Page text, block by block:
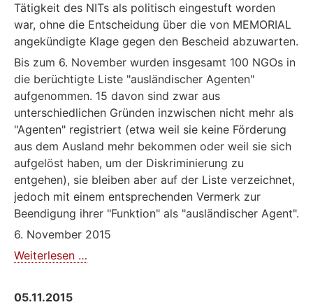
Tätigkeit des NITs als politisch eingestuft worden
war, ohne die Entscheidung über die von MEMORIAL
angekündigte Klage gegen den Bescheid abzuwarten.
Bis zum 6. November wurden insgesamt 100 NGOs in
die berüchtigte Liste "ausländischer Agenten"
aufgenommen. 15 davon sind zwar aus
unterschiedlichen Gründen inzwischen nicht mehr als
"Agenten" registriert (etwa weil sie keine Förderung
aus dem Ausland mehr bekommen oder weil sie sich
aufgelöst haben, um der Diskriminierung zu
entgehen), sie bleiben aber auf der Liste verzeichnet,
jedoch mit einem entsprechenden Vermerk zur
Beendigung ihrer "Funktion" als "ausländischer Agent".
6. November 2015
Weiterlesen …
05.11.2015